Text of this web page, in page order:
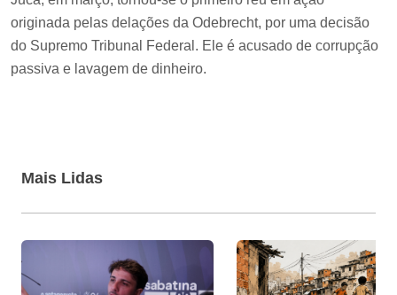
originada pelas delações da Odebrecht, por uma decisão
do Supremo Tribunal Federal. Ele é acusado de corrupção
passiva e lavagem de dinheiro.
Mais Lidas